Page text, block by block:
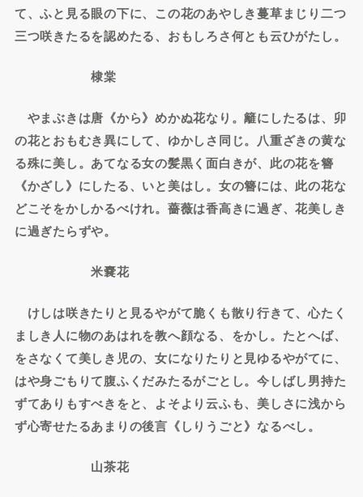
て、ふと見る眼の下に、この花のあやしき蔓草まじり二つ
三つ咲きたるを認めたる、おもしろさ何とも云ひがたし。
棣棠
やまぶきは唐《から》めかぬ花なり。籬にしたるは、卯
の花とおもむき異にして、ゆかしさ同じ。八重ざきの黄な
る殊に美し。あてなる女の髪黒く面白きが、此の花を簪
《かざし》にしたる、いと美はし。女の簪には、此の花な
どこそをかしかるべけれ。薔薇は香高きに過ぎ、花美しき
に過ぎたらずや。
米嚢花
けしは咲きたりと見るやがて脆くも散り行きて、心たく
ましき人に物のあはれを教へ顔なる、をかし。たとへば、
をさなくて美しき児の、女になりたりと見ゆるやがてに、
はや身ごもりて腹ふくだみたるがごとし。今しばし男持た
ずてありもすべきをと、よそより云ふも、美しさに浅から
ず心寄せたるあまりの後言《しりうごと》なるべし。
山茶花